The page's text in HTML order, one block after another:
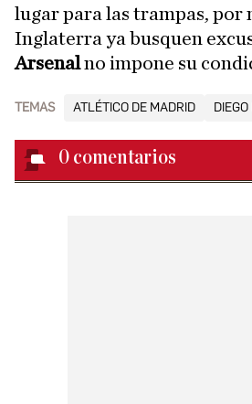
lugar para las trampas, por
Inglaterra ya busquen
Arsenalno impone su
TEMAS ATLÉTICO DE MADRID
0 comentarios